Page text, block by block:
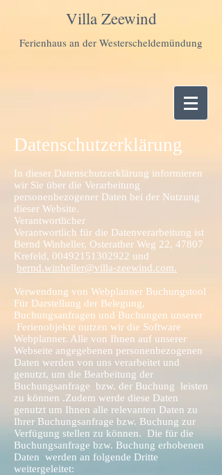
Villa Zeewind
Ferienhaus an der Westerscheldemündung
Datenschutzerklärung
In dieser Datenschutzerklärung informieren
wir Sie über die Verarbeitung
personenbezogener Daten bei der Nutzung
dieser Website.
Verantwortlicher
Verantwortlich für die Datenverarbeitung ist
Bernd Winheller, Osterather Weg 22, 47807
Krefeld, 00492151302922 und
bernd.winheller@villa-zeewind.com.
Verwendung von Webplanner Buchungstool
Für Darstellung der Belegung,
Buchungsanfragen und Buchungen unserer
Ferienobjekte nutzen wir die Software
Webplanner. Alle von Ihnen auf unserer
Webseite angegebenen personenbezogenen
Daten werden von uns verarbeitet und
genutzt, um die Bearbeitung der
Buchungsanfrage bzw. der Buchung leisten
zu können .Zudem werde diese Daten
genutzt um Ihnen alle relevanten Daten zu
Ihrer Buchungsanfrage bzw. Buchung zur
Verfügung stellen zu können. Die für die
Buchungsanfrage bzw. Buchung erhobenen
Daten werden an folgende Dritte
weitergeleitet: